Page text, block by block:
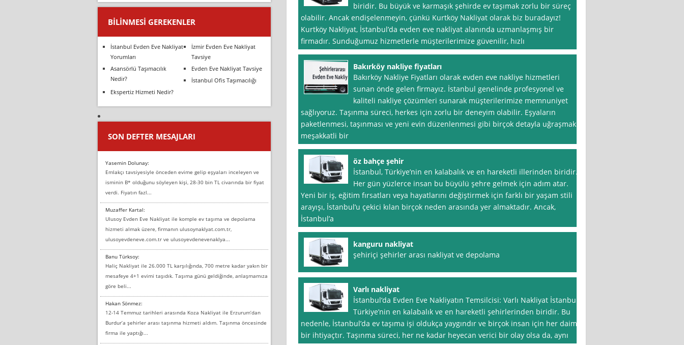
biridir. Bu büyük ve karmaşık şehirde ev taşımak zorlu bir süreç
olabilir. Ancak endişelenmeyin, çünkü Kurtköy Nakliyat olarak biz buradayız!
Kurtköy Nakliyat, İstanbul’da evden eve nakliyat alanında uzmanlaşmış bir
firmadır. Sunduğumuz hizmetlerle müşterilerimize güvenilir, hızlı
Bakırköy nakliye fiyatları
Bakırköy Nakliye Fiyatları olarak evden eve nakliye hizmetleri
sunan önde gelen firmayız. İstanbul genelinde profesyonel ve
kaliteli nakliye çözümleri sunarak müşterilerimize memnuniyet
sağlıyoruz. Taşınma süreci, herkes için zorlu bir deneyim olabilir. Eşyaların
paketlenmesi, taşınması ve yeni evin düzenlenmesi gibi birçok detayla uğraşmak
meşakkatli bir
öz bahçe şehir
İstanbul, Türkiye’nin en kalabalık ve en hareketli illerinden biridir.
Her gün yüzlerce insan bu büyülü şehre gelmek için adım atar.
Yeni bir iş, eğitim fırsatları veya hayatlarını değiştirmek için farklı bir yaşam stili
arayışı, İstanbul’u çekici kılan birçok neden arasında yer almaktadır. Ancak,
İstanbul’a
kanguru nakliyat
şehiriçi şehirler arası nakliyat ve depolama
Varlı nakliyat
İstanbul‘da Evden Eve Nakliyatın Temsilcisi: Varlı Nakliyat İstanbul,
Türkiye’nin en kalabalık ve en hareketli şehirlerinden biridir. Bu
nedenle, İstanbul’da ev taşıma işi oldukça yaygındır ve birçok insan için her daim
bir ihtiyaçtır. Taşınma süreci, her ne kadar heyecan verici bir olay olsa da, aynı
BILINMESI GEREKENLER
İstanbul Evden Eve Nakliyat
Yorumları
İzmir Evden Eve Nakliyat
Tavsiye
Asansörlü Taşımacılık
Nedir?
Evden Eve Nakliyat Tavsiye
İstanbul Ofis Taşımacılığı
Ekspertiz Hizmeti Nedir?
SON DEFTER MESAJLARI
Yasemin Dolunay:
Emlakçı tavsiyesiyle önceden evime gelip eşyaları inceleyen ve
isminin B* olduğunu söyleyen kişi, 28-30 bin TL civarında bir fiyat
verdi. Fiyatın fazl...
Muzaffer Kartal:
Ulusoy Evden Eve Nakliyat ile komple ev taşıma ve depolama
hizmeti almak üzere, firmanın ulusoynaklyat.com.tr,
ulusoyevdeneve.com.tr ve ulusoyevdenevenaklya...
Banu Türksoy:
Haliç Nakliyat ile 26.000 TL karşılığında, 700 metre kadar yakın bir
mesafeye 4+1 evimi taşıdık. Taşıma günü geldiğinde, anlaşmamıza
göre beli...
Hakan Sönmez:
12-14 Temmuz tarihleri arasında Koza Nakliyat ile Erzurum’dan
Burdur’a şehirler arası taşınma hizmeti aldım. Taşınma öncesinde
firma ile yaptığı...